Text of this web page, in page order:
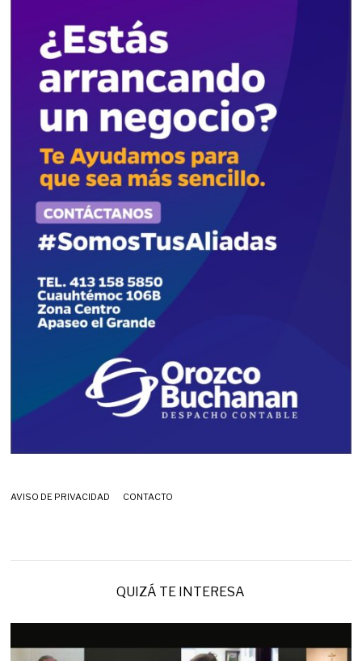
AVISO DE PRIVACIDAD CONTACTO
QUIZÁ TE INTERESA